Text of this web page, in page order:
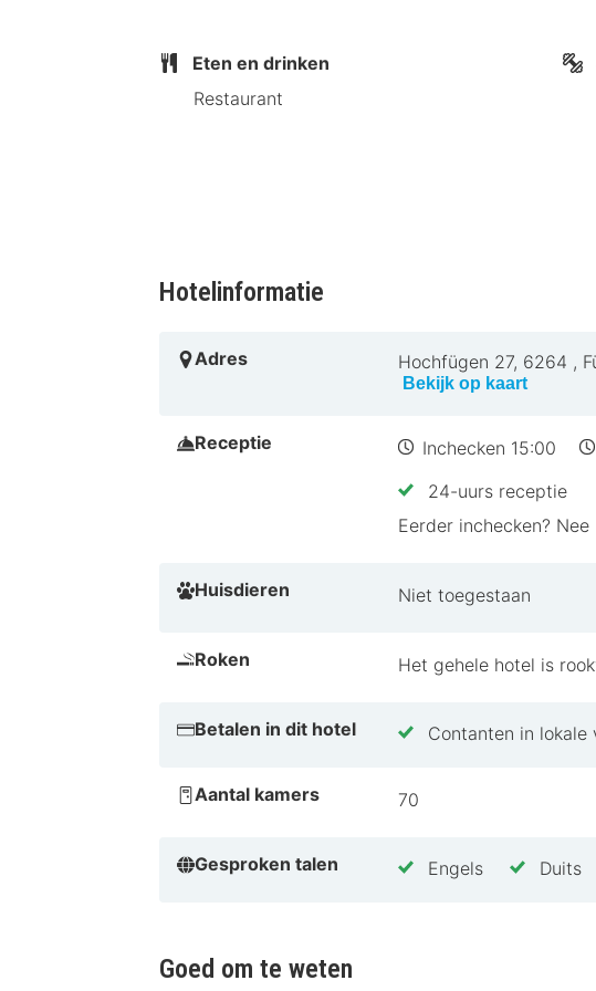
Met een verblijf bij Berghotel Hochfügen in
Hochfügen en op 8 min. lopen van Zillertal
Eten en drinken
Restaurant
Hotelinformatie
Adres Hochfügen 27, 6264 ,
Bekijk op kaart
Receptie Inchecken 15:00
24-uurs receptie
Eerder inchecken? Nee
Huisdieren Niet toegestaan
Roken Het gehele hotel is
Betalen in dit hotel Contanten in lokale
Aantal kamers 70
Gesproken talen Engels Duits
Goed om te weten